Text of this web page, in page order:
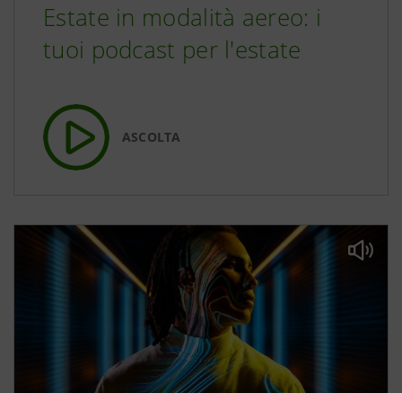
Estate in modalità aereo: i
tuoi podcast per l'estate
ASCOLTA